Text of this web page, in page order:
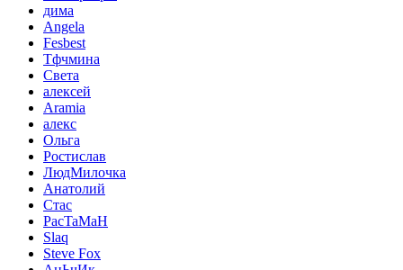
дима
Angela
Fesbest
Тфчмина
Света
алексей
Aramia
алекс
Ольга
Ростислав
ЛюдМилочка
Анатолий
Стас
PacTaMaH
Slaq
Steve Fox